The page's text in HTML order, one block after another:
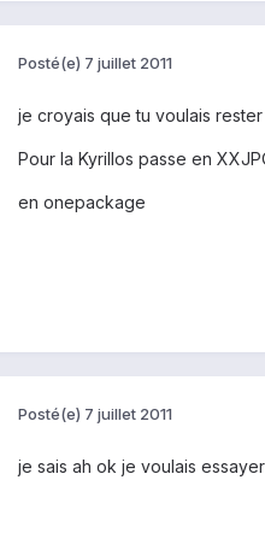
Posté(e) 7 juillet 2011
je croyais que tu voulais
Pour la Kyrillos passe en
en onepackage
Posté(e) 7 juillet 2011
je sais ah ok je voulais